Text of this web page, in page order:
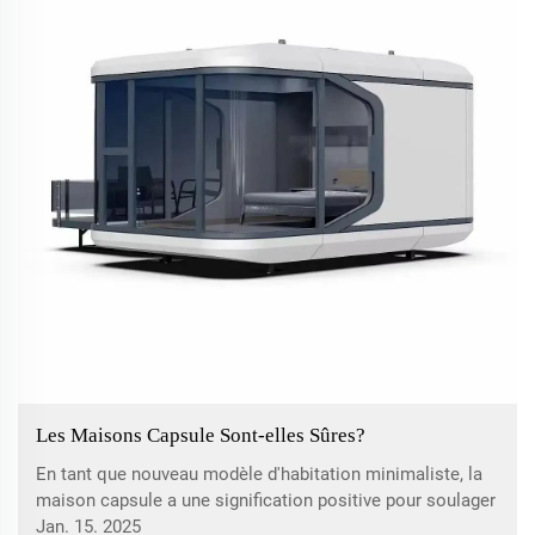
Les Maisons Capsule Sont-elles Sûres?
En tant que nouveau modèle d'habitation minimaliste, la
maison capsule a une signification positive pour soulager
la pression liée au logement des résidents urbains et
Jan. 15. 2025